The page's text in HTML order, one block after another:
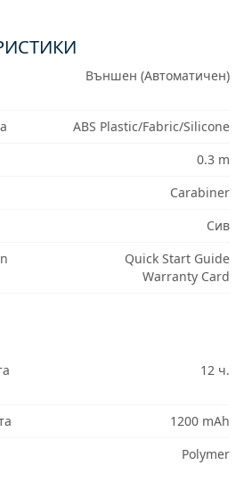
Външен (Автоматичен)
ABS Plastic/Fabric/Silicone
0.3 m
Carabiner
Сив
Quick Start Guide
Warranty Card
12 ч.
1200 mAh
Polymer